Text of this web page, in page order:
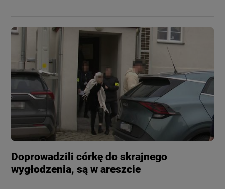
Doprowadzili córkę do skrajnego
wygłodzenia, są w areszcie